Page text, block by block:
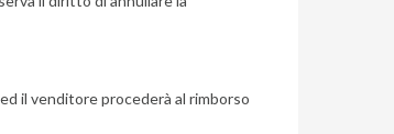
il venditore procederà al rimborso